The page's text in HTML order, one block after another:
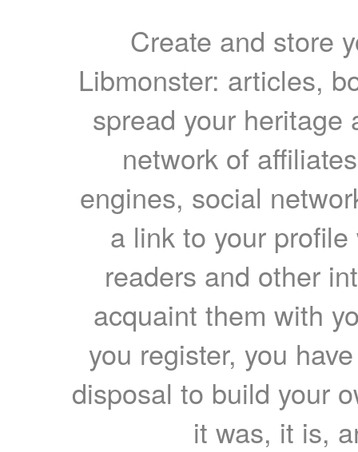
Create and store
Libmonster: articles,
spread your heritage
network of
engines, social
a link to your
readers and other
acquaint them with
you register, you
disposal to build your
it was, it is,